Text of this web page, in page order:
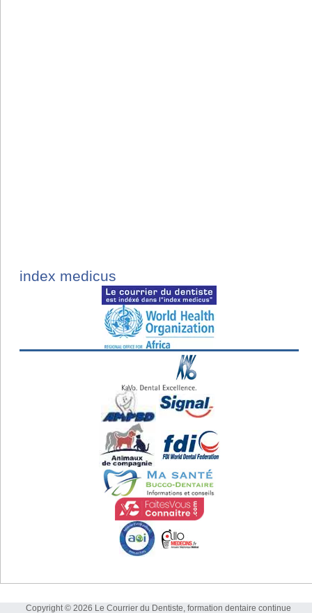
index medicus
Copyright © 2026 Le Courrier du Dentiste, formation dentaire continue